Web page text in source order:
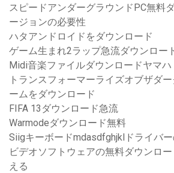
スピードアンダーグラウンドPC無料
ージョンの必要性
ハタアンドロイドをダウンロード
ゲーム生まれ2ラップ急流ダウンロー
Midi音楽ファイルダウンロードヤマハ
トランスフォーマーライズオブザダ
ームをダウンロード
FIFA 13ダウンロード急流
Warmodeダウンロード無料
Siigキーボードmdasdfghjklドライバ
ビデオソフトウェアの無料ダウンロ
える